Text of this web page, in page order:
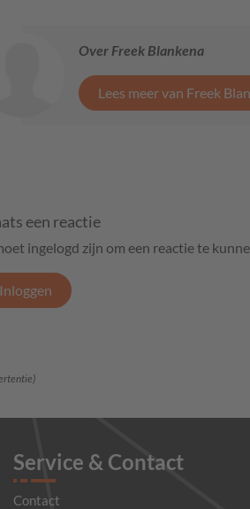
Over Freek Blankena
Lees meer van Freek
een reactie
ingelogd zijn om een reactie te
Inloggen
Service & Contact
Contact